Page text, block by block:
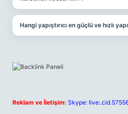
Hangi yapıştırıcı en güçlü ve hızlı
Reklam ve İletişim: Skype: